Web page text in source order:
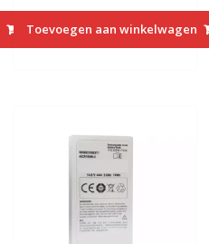
Toevoegen aan winkelwagen